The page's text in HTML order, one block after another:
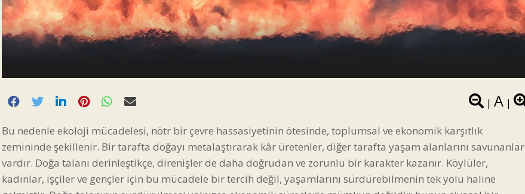
| A |
Bu nedenle ekoloji mücadelesi, nötr bir çevre hassasiyetinin ötesinde, toplumsal ve ekonomik karşıtlık
zemininde şekillenir. Bir tarafta doğayı metalaştırarak kâr üretenler, diğer tarafta yaşam alanlarını savunanlar
vardır. Doğa talanı derinleştikçe, direnişler de daha doğrudan ve zorunlu bir karakter kazanır. Köylüler,
kadınlar, işçiler ve gençler için bu mücadele bir tercih değil, yaşamlarını sürdürebilmenin tek yolu haline